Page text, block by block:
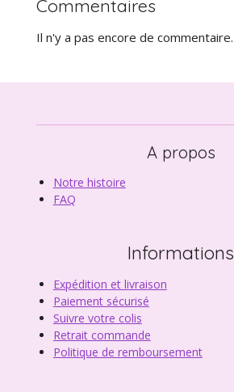
Commentaires
Il n'y a pas encore de commentaire.
A propos
Notre histoire
FAQ
Informations
Expédition et livraison
Paiement sécurisé
Suivre votre colis
Retrait commande
Politique de remboursement